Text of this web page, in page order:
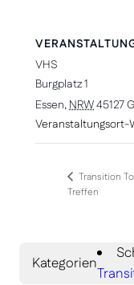
VHS
Burgplatz 1
Essen,NRW45127
Veranstaltungsort-
Transition
Treffen
Kategorien